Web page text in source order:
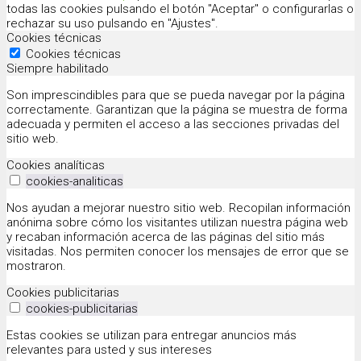
todas las cookies pulsando el botón "Aceptar" o configurarlas o
rechazar su uso pulsando en "Ajustes".
Cookies técnicas
Cookies técnicas
Siempre habilitado
Son imprescindibles para que se pueda navegar por la página
correctamente. Garantizan que la página se muestra de forma
adecuada y permiten el acceso a las secciones privadas del
sitio web.
Cookies analíticas
cookies-analiticas
Nos ayudan a mejorar nuestro sitio web. Recopilan información
anónima sobre cómo los visitantes utilizan nuestra página web
y recaban información acerca de las páginas del sitio más
visitadas. Nos permiten conocer los mensajes de error que se
mostraron.
Cookies publicitarias
cookies-publicitarias
Estas cookies se utilizan para entregar anuncios más
relevantes para usted y sus intereses